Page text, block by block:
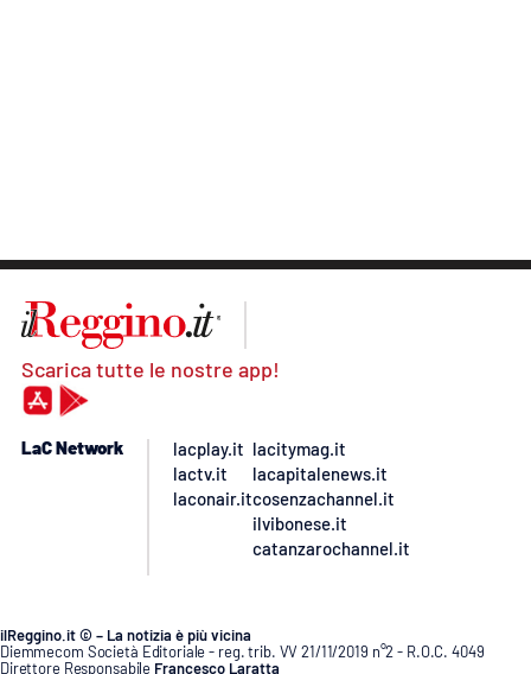
Scarica tutte le nostre app!
LaC Network
lacplay.it
lactv.it
laconair.it
lacitymag.it
lacapitalenews.it
cosenzachannel.it
ilvibonese.it
catanzarochannel.it
ilReggino.it © – La notizia è più vicina
Diemmecom Società Editoriale - reg. trib. VV 21/11/2019 n°2 - R.O.C. 4049
Direttore Responsabile Francesco Laratta